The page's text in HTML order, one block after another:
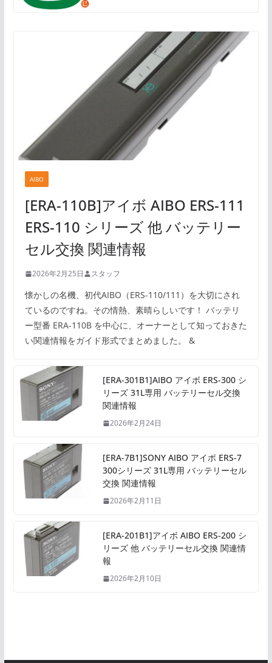
AIBO
[ERA-110B]アイボ AIBO ERS-111
ERS-110 シリーズ 他 バッテリー
セル交換 関連情報
2026年2月25日 スタッフ
懐かしの名機、初代AIBO（ERS-110/111）を大切にされ
ているのですね。その情熱、素晴らしいです！ バッテリ
ー型番 ERA-110B を中心に、オーナーとして知っておきた
い関連情報をガイド形式でまとめました。 &
[ERA-301B1]AIBO アイボ ERS-300 シ
リーズ 31L専用 バッテリーセル交換
関連情報
2026年2月24日
[ERA-7B1]SONY AIBO アイボ ERS-7
300シリーズ 31L専用 バッテリーセル
交換 関連情報
2026年2月11日
[ERA-201B1]アイボ AIBO ERS-200 シ
リーズ 他 バッテリーセル交換 関連情
報
2026年2月10日